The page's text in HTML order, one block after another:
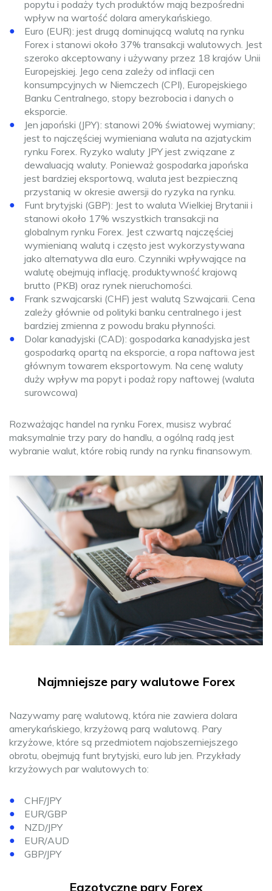
popytu i podaży tych produktów mają bezpośredni
wpływ na wartość dolara amerykańskiego.
Euro (EUR): jest drugą dominującą walutą na rynku
Forex i stanowi około 37% transakcji walutowych. Jest
szeroko akceptowany i używany przez 18 krajów Unii
Europejskiej. Jego cena zależy od inflacji cen
konsumpcyjnych w Niemczech (CPI), Europejskiego
Banku Centralnego, stopy bezrobocia i danych o
eksporcie.
Jen japoński (JPY): stanowi 20% światowej wymiany;
jest to najczęściej wymieniana waluta na azjatyckim
rynku Forex. Ryzyko waluty JPY jest związane z
dewaluacją waluty. Ponieważ gospodarka japońska
jest bardziej eksportową, waluta jest bezpieczną
przystanią w okresie awersji do ryzyka na rynku.
Funt brytyjski (GBP): Jest to waluta Wielkiej Brytanii i
stanowi około 17% wszystkich transakcji na
globalnym rynku Forex. Jest czwartą najczęściej
wymienianą walutą i często jest wykorzystywana
jako alternatywa dla euro. Czynniki wpływające na
walutę obejmują inflację, produktywność krajową
brutto (PKB) oraz rynek nieruchomości.
Frank szwajcarski (CHF) jest walutą Szwajcarii. Cena
zależy głównie od polityki banku centralnego i jest
bardziej zmienna z powodu braku płynności.
Dolar kanadyjski (CAD): gospodarka kanadyjska jest
gospodarką opartą na eksporcie, a ropa naftowa jest
głównym towarem eksportowym. Na cenę waluty
duży wpływ ma popyt i podaż ropy naftowej (waluta
surowcowa)
Rozważając handel na rynku Forex, musisz wybrać
maksymalnie trzy pary do handlu, a ogólną radą jest
wybranie walut, które robią rundy na rynku finansowym.
Najmniejsze pary walutowe Forex
Nazywamy parę walutową, która nie zawiera dolara
amerykańskiego, krzyżową parą walutową. Pary
krzyżowe, które są przedmiotem najobszerniejszego
obrotu, obejmują funt brytyjski, euro lub jen. Przykłady
krzyżowych par walutowych to:
CHF/JPY
EUR/GBP
NZD/JPY
EUR/AUD
GBP/JPY
Egzotyczne pary Forex